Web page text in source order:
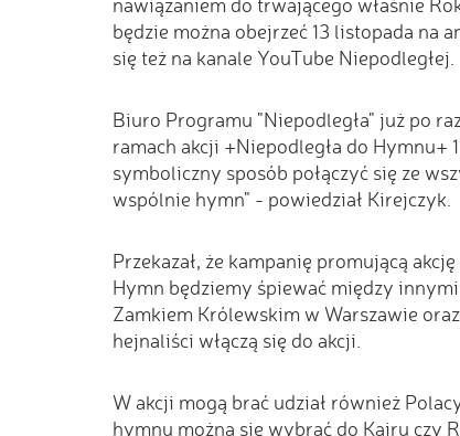
będzie można obejrzeć 13 listopada na
się też na kanale YouTube Niepodległej.
Biuro Programu "Niepodległa" już po
ramach akcji +Niepodległa do Hymnu+
symboliczny sposób połączyć się ze
wspólnie hymn" - powiedział Kirejczyk.
Przekazał, że kampanię promującą
Hymn będziemy śpiewać między
Zamkiem Królewskim w Warszawie
hejnaliści włączą się do akcji.
W akcji mogą brać udział również
hymnu można się wybrać do Kairu czy